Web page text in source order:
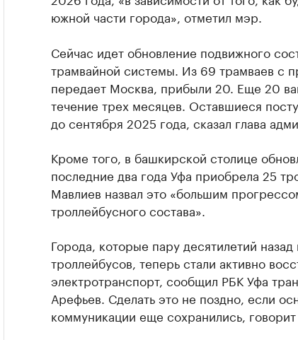
южной части города», отметил мэр.
Сейчас идет обновление подвижного
трамвайной системы. Из 69 трамваев с
передает Москва, прибыли 20. Еще 20
течение трех месяцев. Оставшиеся
до сентября 2025 года, сказал глава
Кроме того, в башкирской столице
последние два года Уфа приобрела 25
Мавлиев назвал это «большим
троллейбусного состава».
Города, которые пару десятилетий назад
троллейбусов, теперь стали активно
электротранспорт, сообщил РБК Уфа
Арефьев. Сделать это не поздно, если
коммуникации еще сохранились, говорит